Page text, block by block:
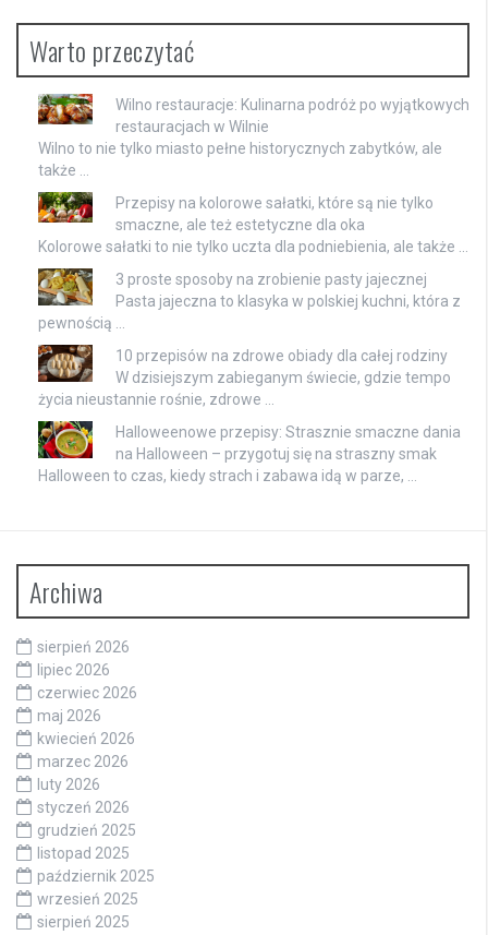
Warto przeczytać
Wilno restauracje: Kulinarna podróż po wyjątkowych
restauracjach w Wilnie
Wilno to nie tylko miasto pełne historycznych zabytków, ale
także …
Przepisy na kolorowe sałatki, które są nie tylko
smaczne, ale też estetyczne dla oka
Kolorowe sałatki to nie tylko uczta dla podniebienia, ale także …
3 proste sposoby na zrobienie pasty jajecznej
Pasta jajeczna to klasyka w polskiej kuchni, która z
pewnością …
10 przepisów na zdrowe obiady dla całej rodziny
W dzisiejszym zabieganym świecie, gdzie tempo
życia nieustannie rośnie, zdrowe …
Halloweenowe przepisy: Strasznie smaczne dania
na Halloween – przygotuj się na straszny smak
Halloween to czas, kiedy strach i zabawa idą w parze, …
Archiwa
sierpień 2026
lipiec 2026
czerwiec 2026
maj 2026
kwiecień 2026
marzec 2026
luty 2026
styczeń 2026
grudzień 2025
listopad 2025
październik 2025
wrzesień 2025
sierpień 2025